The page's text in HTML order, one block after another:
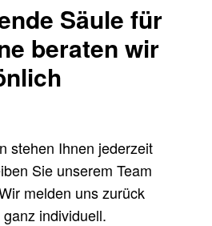
Säule für
beraten wir
stehen Ihnen jederzeit
Sie unserem Team
melden uns zurück
individuell.